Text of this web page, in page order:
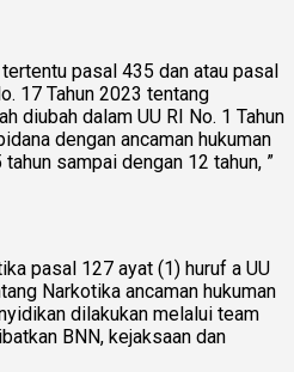
pasal 435 dan atau pasal
17 Tahun 2023 tentang
diubah dalam UU RI No. 1 Tahun
dengan ancaman hukuman
sampai dengan 12 tahun, ”
pasal 127 ayat (1) huruf a UU
Narkotika ancaman hukuman
dilakukan melalui team
BNN, kejaksaan dan